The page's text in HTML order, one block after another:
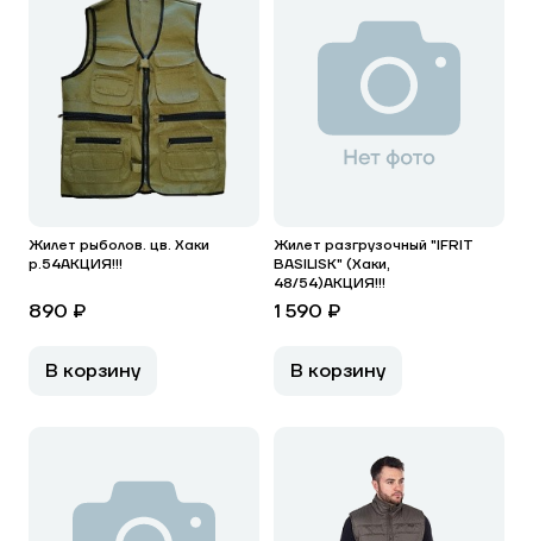
Жилет рыболов. цв. Хаки
р.54АКЦИЯ!!!
890 ₽
В корзину
Жилет разгрузочный "IFRIT
BASILISK" (Хаки,
48/54)АКЦИЯ!!!
1 590 ₽
В корзину